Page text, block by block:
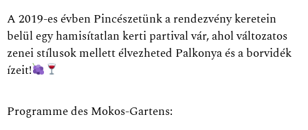
A 2019-es évben Pincészetünk a rendezvény keretein
belül egy hamisítatlan kerti partival vár, ahol változatos
zenei stílusok mellett élvezheted Palkonya és a borvidék
ízeit!
Programme des Mokos-Gartens: